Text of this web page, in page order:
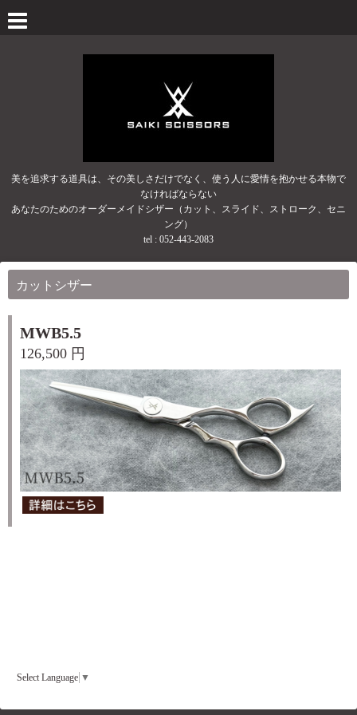
美を追求する道具は、その美しさだけでなく、使う人に愛情を抱かせる本物で
なければならない
あなたのためのオーダーメイドシザー（カット、スライド、ストローク、セニ
ング）
tel : 052-443-2083
カットシザー
MWB5.5
126,500 円
Select Language ▼